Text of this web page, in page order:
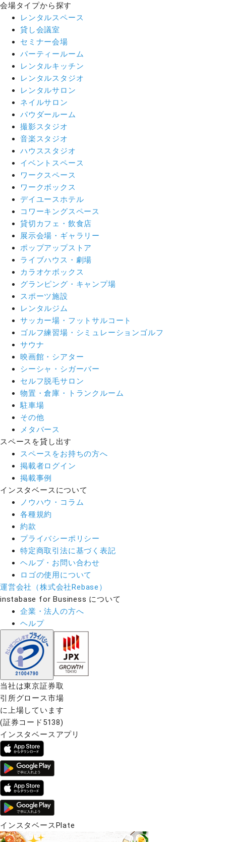
会場タイプから探す
レンタルスペース
貸し会議室
セミナー会場
パーティールーム
レンタルキッチン
レンタルスタジオ
レンタルサロン
ネイルサロン
パウダールーム
撮影スタジオ
音楽スタジオ
ハウススタジオ
イベントスペース
ワークスペース
ワークボックス
デイユースホテル
コワーキングスペース
貸切カフェ・飲食店
展示会場・ギャラリー
ポップアップストア
ライブハウス・劇場
カラオケボックス
グランピング・キャンプ場
スポーツ施設
レンタルジム
サッカー場・フットサルコート
ゴルフ練習場・シミュレーションゴルフ
サウナ
映画館・シアター
シーシャ・シガーバー
セルフ脱毛サロン
物置・倉庫・トランクルーム
駐車場
その他
メタバース
スペースを貸し出す
スペースをお持ちの方へ
掲載者ログイン
掲載事例
インスタベースについて
ノウハウ・コラム
各種規約
約款
プライバシーポリシー
特定商取引法に基づく表記
ヘルプ・お問い合わせ
ロゴの使用について
運営会社（株式会社Rebase）
instabase for Business について
企業・法人の方へ
ヘルプ
当社は東京証券取
引所グロース市場
に上場しています
(証券コード5138)
インスタベースアプリ
インスタベースPlate